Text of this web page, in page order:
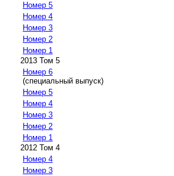
Номер 5
Номер 4
Номер 3
Номер 2
Номер 1
2013 Том 5
Номер 6
(специальный выпуск)
Номер 5
Номер 4
Номер 3
Номер 2
Номер 1
2012 Том 4
Номер 4
Номер 3